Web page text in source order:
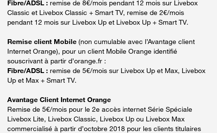
Fibre/ADSL : remise de 8€/mois pendant 12 mois sur Livebox
Classic et Livebox Classic + Smart TV, remise de 2€/mois
pendant 12 mois sur Livebox Up et Livebox Up + Smart TV.
Remise client Mobile (non cumulable avec l’Avantage client
Internet Orange), pour un client Mobile Orange identifié
souscrivant à partir d’orange.fr :
Fibre/ADSL : remise de 5€/mois sur Livebox Up et Max, Livebox
Up et Max + Smart TV.
Avantage Client Internet Orange
Remise de 5€/mois pour le 2e accès internet Série Spéciale
Livebox Lite, Livebox Classic, Livebox Up ou Livebox Max
commercialisé à partir d’octobre 2018 pour les clients titulaires